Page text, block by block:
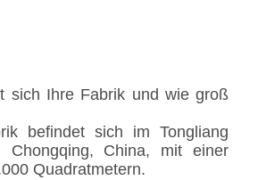
sich Ihre Fabrik und wie groß
befindet sich im Tongliang
Chongqing, China, mit einer
Quadratmetern.